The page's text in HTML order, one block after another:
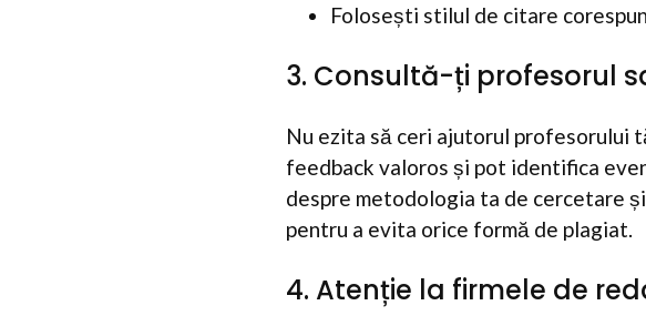
Folosești stilul de citare
3. Consultă-ți profesorul
Nu ezita să ceri ajutorul profesorului
feedback valoros și pot identifica
despre metodologia ta de cercetare
pentru a evita orice formă de plagiat.
4. Atenție la firmele de